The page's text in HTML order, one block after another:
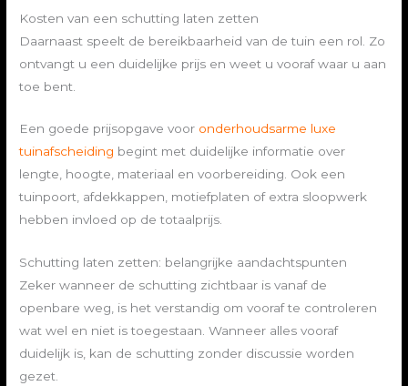
Kosten van een schutting laten zetten
Daarnaast speelt de bereikbaarheid van de tuin een rol. Zo
ontvangt u een duidelijke prijs en weet u vooraf waar u aan
toe bent.
Een goede prijsopgave voor onderhoudsarme luxe
tuinafscheiding begint met duidelijke informatie over
lengte, hoogte, materiaal en voorbereiding. Ook een
tuinpoort, afdekkappen, motiefplaten of extra sloopwerk
hebben invloed op de totaalprijs.
Schutting laten zetten: belangrijke aandachtspunten
Zeker wanneer de schutting zichtbaar is vanaf de
openbare weg, is het verstandig om vooraf te controleren
wat wel en niet is toegestaan. Wanneer alles vooraf
duidelijk is, kan de schutting zonder discussie worden
gezet.